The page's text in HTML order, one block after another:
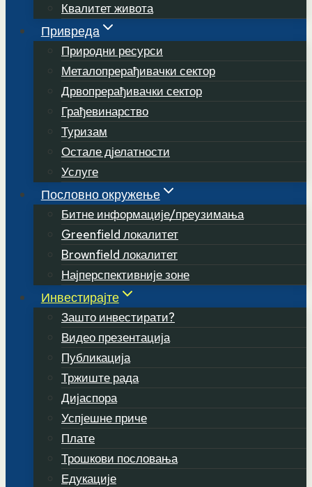
Квалитет живота
Привреда
Природни ресурси
Металопрерађивачки сектор
Дрвопрерађивачки сектор
Грађевинарство
Туризам
Остале дјелатности
Услуге
Пословно окружење
Битне информације/преузимања
Greenfield локалитет
Brownfield локалитет
Најперспективније зоне
Инвестирајте
Зашто инвестирати?
Видео презентација
Публикација
Тржиште рада
Дијаспора
Успјешне приче
Плате
Трошкови пословања
Едукације